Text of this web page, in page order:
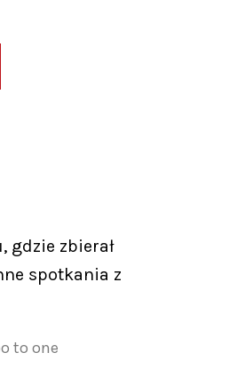
gdzie zbierał
spotkania z
to one